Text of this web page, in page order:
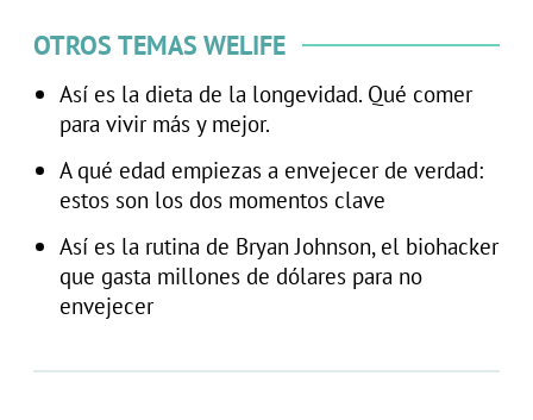
OTROS TEMAS WELIFE
Así es la dieta de la longevidad. Qué comer
para vivir más y mejor.
A qué edad empiezas a envejecer de verdad:
estos son los dos momentos clave
Así es la rutina de Bryan Johnson, el biohacker
que gasta millones de dólares para no
envejecer